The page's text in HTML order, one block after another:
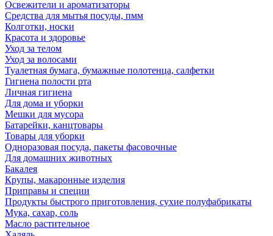
Освежители и ароматизаторы
Средства для мытья посуды, пмм
Колготки, носки
Красота и здоровье
Уход за телом
Уход за волосами
Туалетная бумага, бумажные полотенца, салфетки
Гигиена полости рта
Личная гигиена
Для дома и уборки
Мешки для мусора
Батарейки, канцтовары
Товары для уборки
Одноразовая посуда, пакеты фасовочные
Для домашних животных
Бакалея
Крупы, макаронные изделия
Приправы и специи
Продукты быстрого приготовления, сухие полуфабрикаты
Мука, сахар, соль
Масло растительное